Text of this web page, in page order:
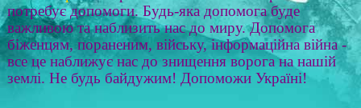
потребує допомоги. Будь-яка допомога буде
важливою та наблизить нас до миру. Допомога
біженцям, пораненим, війську, інформаційна війна -
все це наближує нас до знищення ворога на нашій
землі. Не будь байдужим! Допоможи Україні!